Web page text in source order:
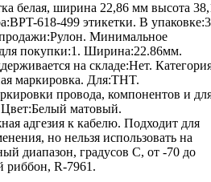
белая, ширина 22,86 мм высота
618-499 этикетки. В упаковке:3
Минимальное
покупки:1. Ширина:22.86мм.
на складе:Нет.
маркировка. Для:THT.
провода, компонентов и
матовый.
адгезия к кабелю. Подходит для
но нельзя использовать на
диапазон, градусов С, от -70 до
риббон, R-7961.